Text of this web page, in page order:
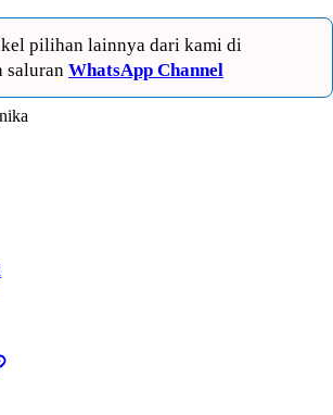
pilihan lainnya dari kami di
saluran WhatsApp Channel